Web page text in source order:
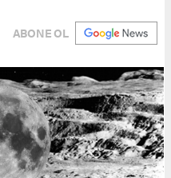
ABONE OL